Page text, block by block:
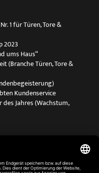
1 für Türen, Tore &
2023
ums Haus“
(Branche Türen, Tore &
Kundenservice
Jahres (Wachstum,
2022